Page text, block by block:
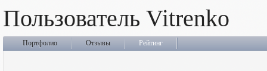
Пользователь Vitrenko
Портфолио Отзывы Рейтинг